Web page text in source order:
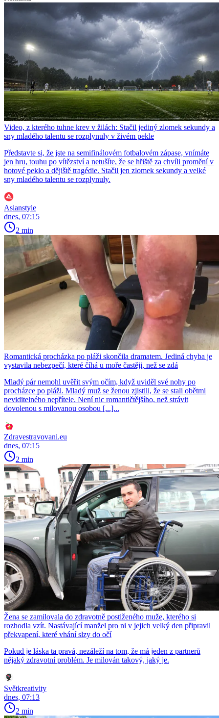
Video, z kterého tuhne krev v žilách: Stačil jediný zlomek sekundy a
sny mladého talentu se rozplynuly v živém pekle
Představte si, že jste na semifinálovém fotbalovém zápase, vnímáte
jen hru, touhu po vítězství a netušíte, že se hřiště za chvíli promění v
hotové peklo a dějiště tragédie. Stačil jen zlomek sekundy a velké
sny mladého talentu se rozplynuly.
Asianstyle
dnes, 07:15
2 min
Romantická procházka po pláži skončila dramatem. Jediná chyba je
vystavila nebezpečí, které číhá u moře častěji, než se zdá
Mladý pár nemohl uvěřit svým očím, když uviděl své nohy po
procházce po pláži. Mladý muž se ženou zjistili, že se stali obětmi
neviditelného nepřítele. Není nic romantičtějšího, než strávit
dovolenou s milovanou osobou [...]...
Zdravestravovani.eu
dnes, 07:15
2 min
Žena se zamilovala do zdravotně postiženého muže, kterého si
rozhodla vzít. Nastávající manžel pro ni v jejich velký den připravil
překvapení, které vhání slzy do očí
Pokud je láska ta pravá, nezáleží na tom, že má jeden z partnerů
nějaký zdravotní problém. Je milován takový, jaký je.
Světkreativity
dnes, 07:13
2 min